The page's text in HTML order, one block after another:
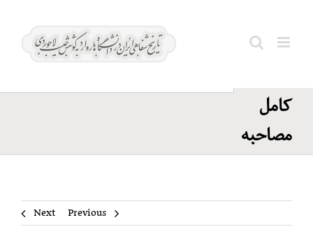
بختیار،
کامل
مصاحبه
for:
Previous
Next